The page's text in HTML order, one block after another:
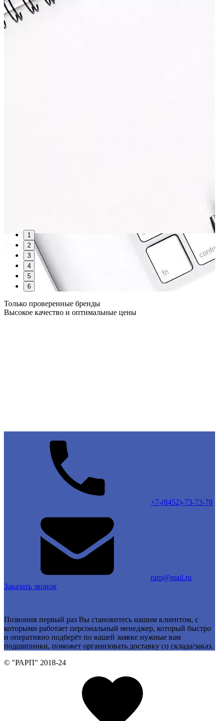
1
2
3
4
5
6
Только проверенные бренды
Высокое качество и оптимальные цены
+7-(8452)-73-73-78
rarp@mail.ru
Заказать звонок
Позвонив первый раз Вы становитесь нашим клиентом, с
которыми работает персональный менеджер, который быстро
и оперативно подберёт по вашей заявке нужные вам
подшипники, поможет организовать доставку со склада/заказ.
© "РАРП" 2018-24